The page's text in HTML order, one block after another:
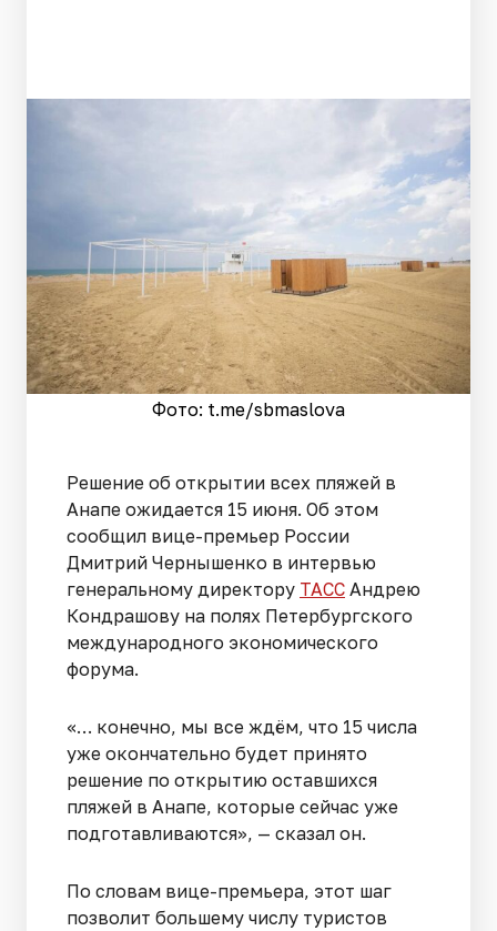
Фото: t.me/sbmaslova
Решение об открытии всех пляжей в
Анапе ожидается 15 июня. Об этом
сообщил вице-премьер России
Дмитрий Чернышенко в интервью
генеральному директору ТАСС Андрею
Кондрашову на полях Петербургского
международного экономического
форума.
«… конечно, мы все ждём, что 15 числа
уже окончательно будет принято
решение по открытию оставшихся
пляжей в Анапе, которые сейчас уже
подготавливаются», — сказал он.
По словам вице-премьера, этот шаг
позволит большему числу туристов